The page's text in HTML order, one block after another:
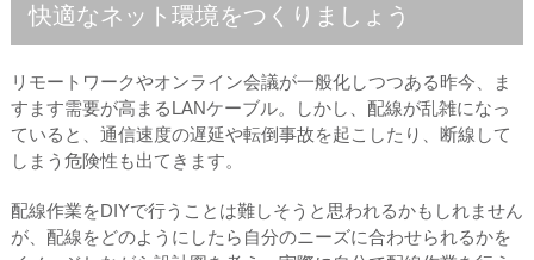
快適なネット環境をつくりましょう
リモートワークやオンライン会議が一般化しつつある昨今、ま
すます需要が高まるLANケーブル。しかし、配線が乱雑になっ
ていると、通信速度の遅延や転倒事故を起こしたり、断線して
しまう危険性も出てきます。
配線作業をDIYで行うことは難しそうと思われるかもしれません
が、配線をどのようにしたら自分のニーズに合わせられるかを